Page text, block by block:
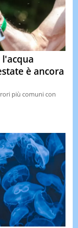
WOW
POP
VIDEO
& TV
QUIZ
&
LE
DI
OGGI
LE
DI
IERI
è ancora
più comuni con